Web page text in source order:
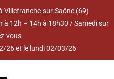
Villefranche-sur-Saône (69)
à 12h – 14h à 18h30 / Samedi sur
vous
26 et le lundi 02/03/26